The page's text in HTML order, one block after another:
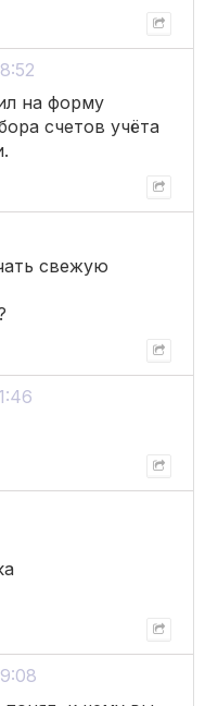
на форму
счетов учёта
свежую